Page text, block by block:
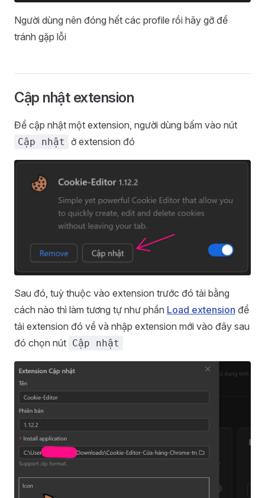
Người dùng nên đóng hết các profile rồi hãy gỡ để
tránh gặp lỗi
Cập nhật extension
Để cập nhật một extension, người dùng bấm vào nút
Cập nhật ở extension đó
Sau đó, tuỳ thuộc vào extension trước đó tải bằng
cách nào thì làm tương tự như phần Load extension để
tải extension đó về và nhập extension mới vào đây sau
đó chọn nút Cập nhật